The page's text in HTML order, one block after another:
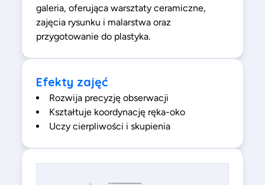
galeria, oferująca warsztaty ceramiczne,
zajęcia rysunku i malarstwa oraz
przygotowanie do plastyka.
Efekty zajęć
Rozwija precyzję obserwacji
Kształtuje koordynację ręka-oko
Uczy cierpliwości i skupienia